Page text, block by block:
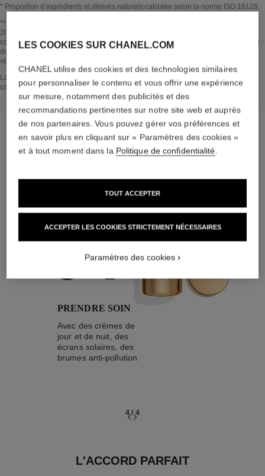
* Proportion d’ingrédients et dérivés naturels calculée selon la norme ISO 16128.
Revenir au titre↩
** Estimation réalisée en Mars 2023 selon la méthode publiée par le GIEC en
2013 et la norme ISO 14067. Périmètre d'analyse : fabrication des ingrédients
cosmétiques et des composants d’emballage, production, distribution, l’utilisation
du produit (si pertinent pour le produit) et fin de vie de l’emballage. Méthodologie
vérifiée par Bureau Veritas.
Revenir au titre↩
La section AU CŒUR DU PRODUIT a été établie sur la base d’informations
collectées et validées en mars 2023.
04
PRENDRE SOIN
Avec des crèmes de
jour et de nuit, des
écrans solaires, des
brumes anti-pollution
4/4
L'ACCORD PARFAIT
LES COOKIES SUR CHANEL.COM
CHANEL utilise des cookies et des technologies similaires
pour personnaliser le contenu et vous offrir une expérience
sur mesure, notamment des publicités et des
recommandations pertinentes sur notre site web et auprès
de nos partenaires. Vous pouvez gérer vos préférences et
en savoir plus en cliquant sur « Paramètres des cookies »
et à tout moment dans la Politique de confidentialité.
ACCEPTER LES COOKIES STRICTEMENT NÉCESSAIRES
TOUT ACCEPTER
Paramètres des cookies